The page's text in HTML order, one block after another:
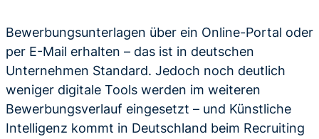
Bewerbungsunterlagen über ein Online-Portal oder
per E-Mail erhalten – das ist in deutschen
Unternehmen Standard. Jedoch noch deutlich
weniger digitale Tools werden im weiteren
Bewerbungsverlauf eingesetzt – und Künstliche
Intelligenz kommt in Deutschland beim Recruiting